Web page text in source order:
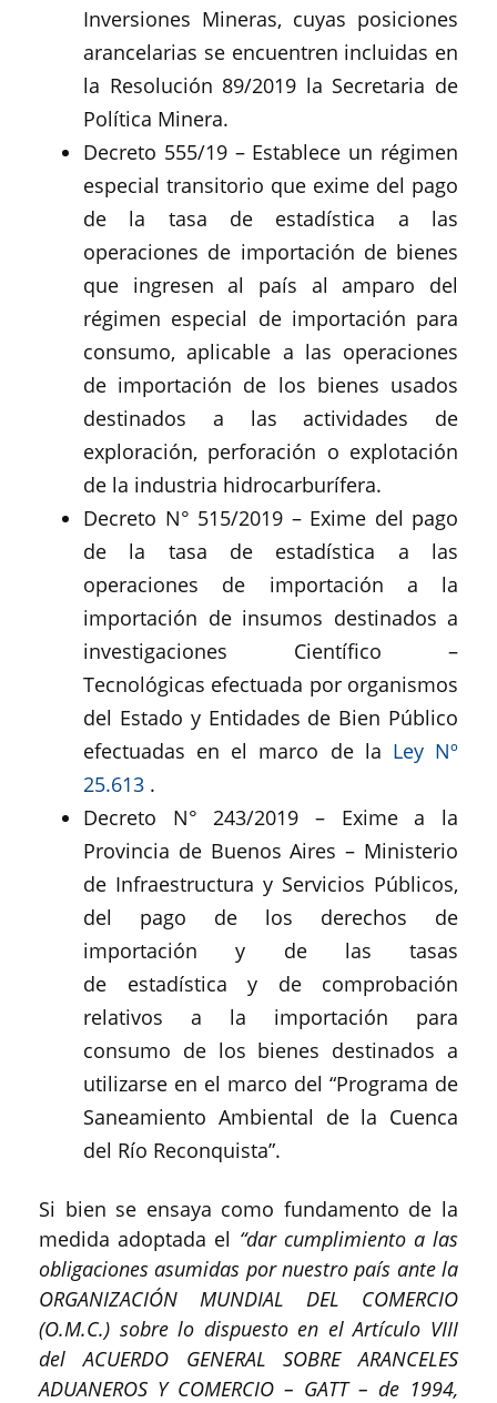
Inversiones Mineras, cuyas posiciones
arancelarias se encuentren incluidas en
la Resolución 89/2019 la Secretaria de
Política Minera.
Decreto 555/19 – Establece un régimen
especial transitorio que exime del pago
de la tasa de estadística a las
operaciones de importación de bienes
que ingresen al país al amparo del
régimen especial de importación para
consumo, aplicable a las operaciones
de importación de los bienes usados
destinados a las actividades de
exploración, perforación o explotación
de la industria hidrocarburífera.
Decreto N° 515/2019 – Exime del pago
de la tasa de estadística a las
operaciones de importación a la
importación de insumos destinados a
investigaciones Científico –
Tecnológicas efectuada por organismos
del Estado y Entidades de Bien Público
efectuadas en el marco de la Ley Nº
25.613 .
Decreto N° 243/2019 – Exime a la
Provincia de Buenos Aires – Ministerio
de Infraestructura y Servicios Públicos,
del pago de los derechos de
importación y de las tasas
de estadística y de comprobación
relativos a la importación para
consumo de los bienes destinados a
utilizarse en el marco del “Programa de
Saneamiento Ambiental de la Cuenca
del Río Reconquista”.
Si bien se ensaya como fundamento de la
medida adoptada el “dar cumplimiento a las
obligaciones asumidas por nuestro país ante la
ORGANIZACIÓN MUNDIAL DEL COMERCIO
(O.M.C.) sobre lo dispuesto en el Artículo VIII
del ACUERDO GENERAL SOBRE ARANCELES
ADUANEROS Y COMERCIO – GATT – de 1994,